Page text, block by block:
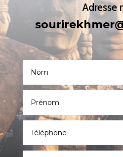
Adresse